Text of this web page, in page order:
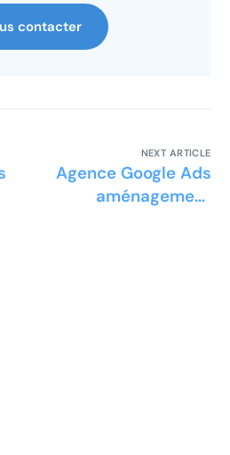
contacter
NEXT ARTICLE
Agence Google Ads
aménagement